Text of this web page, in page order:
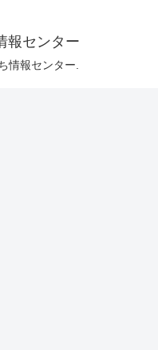
報センター
情報センター.